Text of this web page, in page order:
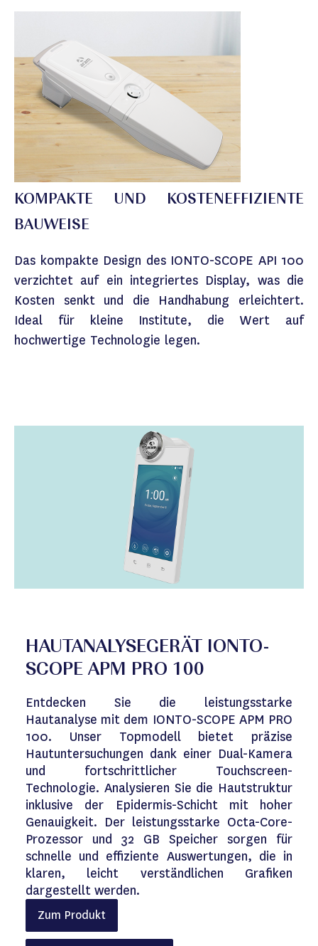
KOMPAKTE UND KOSTENEFFIZIENTE
BAUWEISE
Das kompakte Design des IONTO-SCOPE API 100
verzichtet auf ein integriertes Display, was die
Kosten senkt und die Handhabung erleichtert.
Ideal für kleine Institute, die Wert auf
hochwertige Technologie legen.
HAUTANALYSEGERÄT IONTO-
SCOPE APM PRO 100
Entdecken Sie die leistungsstarke
Hautanalyse mit dem IONTO-SCOPE APM PRO
100. Unser Topmodell bietet präzise
Hautuntersuchungen dank einer Dual-Kamera
und fortschrittlicher Touchscreen-
Technologie. Analysieren Sie die Hautstruktur
inklusive der Epidermis-Schicht mit hoher
Genauigkeit. Der leistungsstarke Octa-Core-
Prozessor und 32 GB Speicher sorgen für
schnelle und effiziente Auswertungen, die in
klaren, leicht verständlichen Grafiken
dargestellt werden.
Zum Produkt